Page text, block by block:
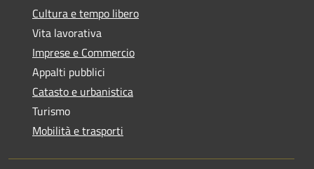
Cultura e tempo libero
Vita lavorativa
Imprese e Commercio
Appalti pubblici
Catasto e urbanistica
Turismo
Mobilità e trasporti